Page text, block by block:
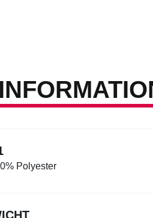
Polyester